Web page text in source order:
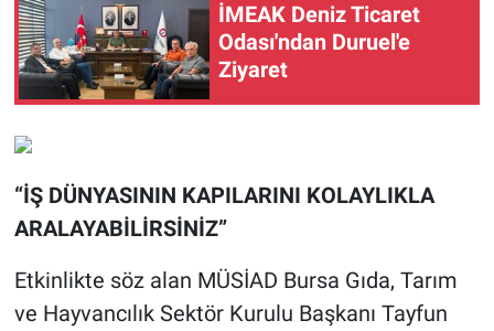
İMEAK Deniz Ticaret
Odası'ndan Duruel'e
Ziyaret
“İŞ DÜNYASININ KAPILARINI KOLAYLIKLA
ARALAYABİLİRSİNİZ”
Etkinlikte söz alan MÜSİAD Bursa Gıda, Tarım
ve Hayvancılık Sektör Kurulu Başkanı Tayfun